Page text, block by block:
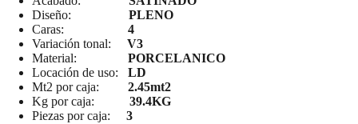
Diseño: PLENO
Caras: 4
Variación tonal: V3
Material: PORCELANICO
Locación de uso: LD
Mt2 por caja: 2.45mt2
Kg por caja: 39.4KG
Piezas por caja: 3